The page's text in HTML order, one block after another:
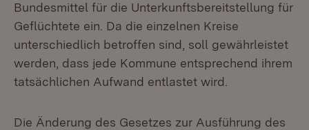
Bundesmittel für die Unterkunftsbereitstellung für
Geflüchtete ein. Da die einzelnen Kreise
unterschiedlich betroffen sind, soll gewährleistet
werden, dass jede Kommune entsprechend ihrem
tatsächlichen Aufwand entlastet wird.
Die Änderung des Gesetzes zur Ausführung des